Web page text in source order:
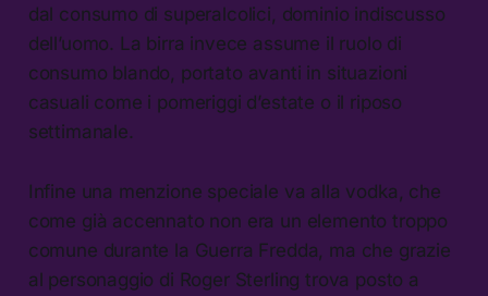
dal consumo di superalcolici, dominio indiscusso
dell’uomo. La birra invece assume il ruolo di
consumo blando, portato avanti in situazioni
casuali come i pomeriggi d’estate o il riposo
settimanale.
Infine una menzione speciale va alla vodka, che
come già accennato non era un elemento troppo
comune durante la Guerra Fredda, ma che grazie
al personaggio di Roger Sterling trova posto a